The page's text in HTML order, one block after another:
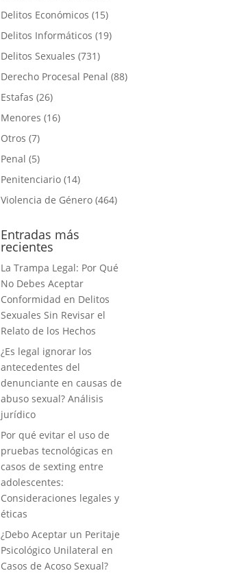
Delitos Económicos (15)
Delitos Informáticos (19)
Delitos Sexuales (731)
Derecho Procesal Penal (88)
Estafas (26)
Menores (16)
Otros (7)
Penal (5)
Penitenciario (14)
Violencia de Género (464)
Entradas más
recientes
La Trampa Legal: Por Qué
No Debes Aceptar
Conformidad en Delitos
Sexuales Sin Revisar el
Relato de los Hechos
¿Es legal ignorar los
antecedentes del
denunciante en causas de
abuso sexual? Análisis
jurídico
Por qué evitar el uso de
pruebas tecnológicas en
casos de sexting entre
adolescentes:
Consideraciones legales y
éticas
¿Debo Aceptar un Peritaje
Psicológico Unilateral en
Casos de Acoso Sexual?